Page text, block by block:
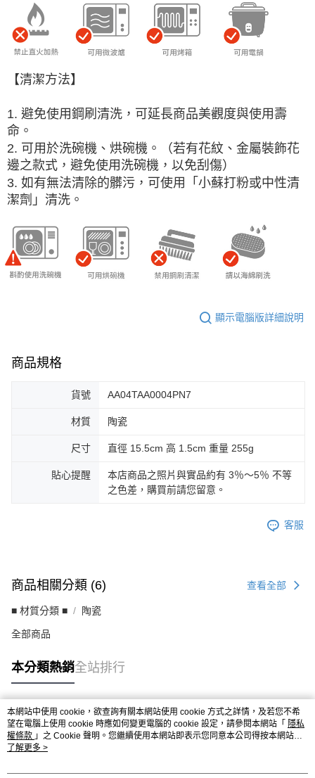
恩沛科技股份有限公司將有權停止該用戶之使用額度並採取法律行動。
【清潔方法】
1. 避免使用鋼刷清洗，可延長商品美觀度與使用壽
命。
2. 可用於洗碗機、烘碗機。（若有花紋、金屬裝飾花
邊之款式，避免使用洗碗機，以免刮傷）
3. 如有無法清除的髒污，可使用「小蘇打粉或中性清
潔劑」清洗。
顯示電腦版詳細說明
商品規格
貨號 AA04TAA0004PN7
材質 陶瓷
尺寸 直徑 15.5cm 高 1.5cm 重量 255g
貼心提醒
本店商品之照片與實品約有 3％～5％ 不等
之色差，購買前請您留意。
客服
商品相關分類 (6) 查看全部
■ 材質分類 ■ 陶瓷
全部商品
本分類熱銷全站排行
熱門標籤
本網站中使用 cookie，欲查詢有關本網站使用 cookie 方式之詳情，及若您不希
望在電腦上使用 cookie 時應如何變更電腦的 cookie 設定，請參閱本網站「 隱私
權條款 」之 Cookie 聲明。您繼續使用本網站即表示您同意本公司得按本網站使
用條款之 Cookie 聲明使用 cookie。
了解更多 >